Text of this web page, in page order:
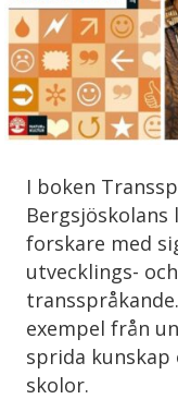
I boken
forskare med
utvecklings-
exempel från
sprida
skolor.